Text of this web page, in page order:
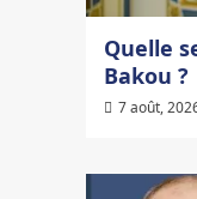
Quelle
Bakou ?
7 août,